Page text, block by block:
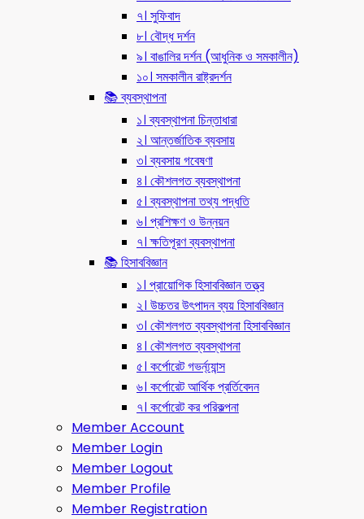
৭। সুফিবাদ
৮। বৌদ্ধ দর্শন
৯। বাঙালির দর্শন (আধুনিক ও সমকালীন)
১০। সমকালীন রাষ্ট্রদর্শন
📚 ব্যবস্থাপনা
১। ব্যবস্থাপনা চিন্তাধারা
২। আন্তর্জাতিক ব্যবসায়
৩। ব্যবসায় গবেষণা
৪। কৌশলগত ব্যবস্থাপনা
৫। ব্যবস্থাপনা তথ্য পদ্ধতি
৬। প্রশিক্ষণ ও উন্নয়ন
৭। ক্ষতিপূরণ ব্যবস্থাপনা
📚 হিসাববিজ্ঞান
১। প্রায়োগিক হিসাববিজ্ঞান তত্ত্ব
২। উচ্চতর উৎপাদন ব্যয় হিসাববিজ্ঞান
৩। কৌশলগত ব্যবস্থাপনা হিসাববিজ্ঞান
৪। কৌশলগত ব্যবস্থাপনা
৫। কর্পোরেট গভর্ন্য্যান্স
৬। কর্পোরেট আর্থিক প্রর্তিবেদন
৭। কর্পোরেট কর পরিকল্পনা
Member Account
Member Login
Member Logout
Member Profile
Member Registration